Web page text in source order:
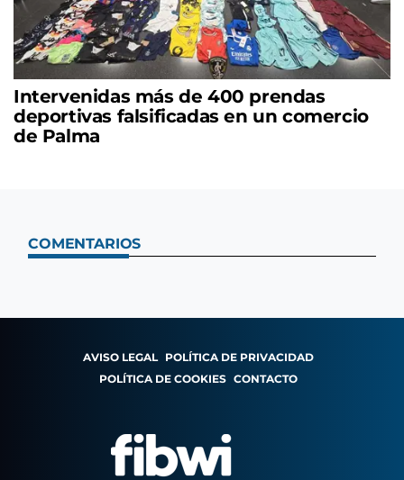
Intervenidas más de 400 prendas
deportivas falsificadas en un comercio
de Palma
COMENTARIOS
AVISO LEGAL POLÍTICA DE PRIVACIDAD
POLÍTICA DE COOKIES CONTACTO